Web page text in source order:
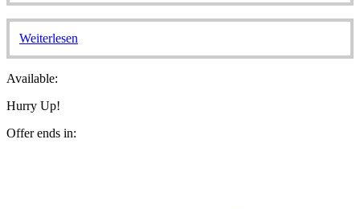
Weiterlesen
Available:
Hurry Up!
Offer ends in: